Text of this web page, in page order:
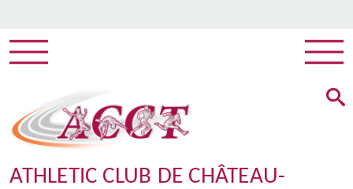
ATHLETIC CLUB DE CHÂTEAU-